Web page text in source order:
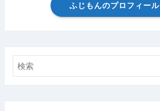
ふじもんのプロフィール